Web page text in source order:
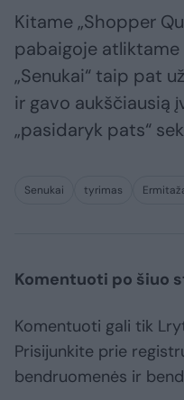
Kitame „Shopper
pabaigoje
„Senukai“ taip pat
ir gavo aukščiausią
„pasidaryk pats“
Senukai tyrimas
Komentuoti po šiuo
Komentuoti gali tik
Prisijunkite prie
bendruomenės ir